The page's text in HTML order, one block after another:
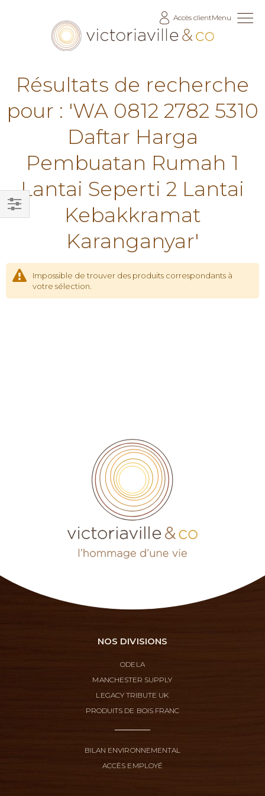
Accès clientMenu
Résultats de recherche
pour : 'WA 0812 2782 5310
Daftar Harga
Pembuatan Rumah 1
Lantai Seperti 2 Lantai
Kebakkramat
Karanganyar'
Impossible de trouver des produits correspondants à
votre sélection.
Filtrer
NOS DIVISIONS
ODELA
MANCHESTER SUPPLY
LEGACY TRIBUTE UK
PRODUITS DE BOIS FRANC
BILAN ENVIRONNEMENTAL
ACCÈS EMPLOYÉ